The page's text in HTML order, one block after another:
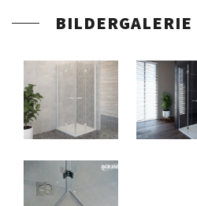
BILDERGALERIE